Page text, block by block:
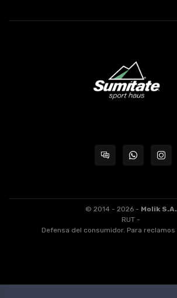
© 2014 - 2026 - Molik S.A.
RUT -
Defensa del consumidor. Para reclamos